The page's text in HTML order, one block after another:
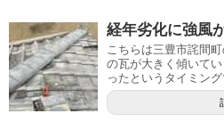
経年劣化に強風
こちらは三豊市詫間
の瓦が大きく傾いて
ったというタイミン